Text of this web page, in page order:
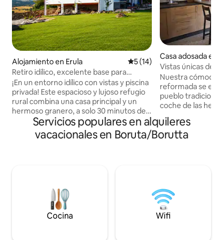
Alojamiento en Erula Calificación promedio: 5 de
5 (14)
Retiro idílico, excelente base para
explorar Cerdeña
¡En un entorno idílico con vistas y piscina
privada! Este espacioso y lujoso refugio
rural combina una casa principal y un
hermoso granero, a solo 30 minutos de
playas impresionantes. Disfruta de una
gran piscina, una amplia zona de parrilla,
aire acondicionado, Wi-Fi, hermosas
los lugares históricos y los encantadores
pueblos a través de carreteras rápidas.
Aproximadamente a una hora de los
aeropuertos de Alghero u Olbia
Casa adosada en
Vistas únicas
encanto
Nuestra cómoda
reformada se
pueblo
coche de las
espacios
al pueblo, la
vistazo a
clic en la foto de
Servicios populares en alquileres
vacacionales en Boruta/Borutta
Cocina Wifi